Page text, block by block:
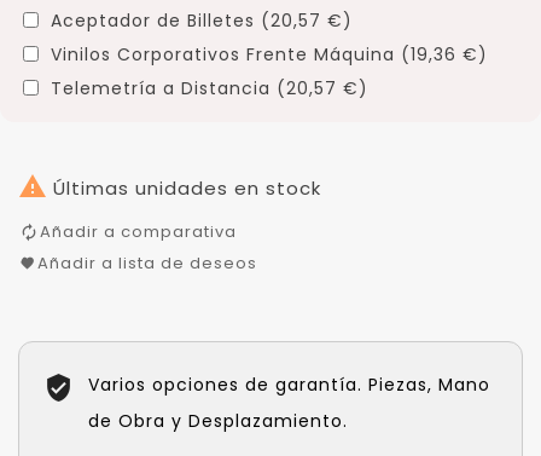
Aceptador de Billetes (20,57 €)
Vinilos Corporativos Frente Máquina (19,36 €)
Telemetría a Distancia (20,57 €)
 Últimas unidades en stock
Añadir a comparativa
Añadir a lista de deseos
Varios opciones de garantía. Piezas, Mano
de Obra y Desplazamiento.